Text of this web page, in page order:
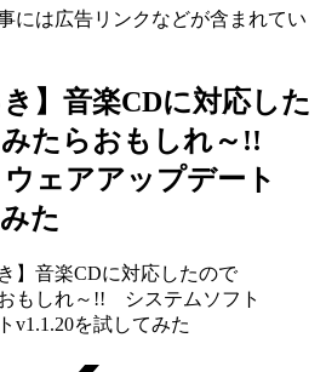
には広告リンクなどが含まれてい
】音楽CDに対応した
たらおもしれ～!!
ェアアップデート
た